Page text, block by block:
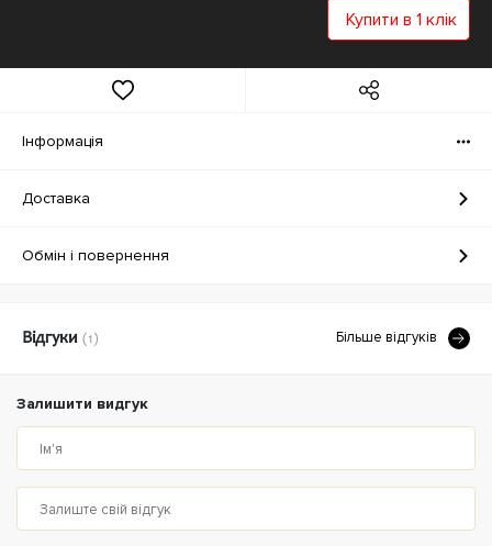
Купити в 1 клік
Iнформація
Доставка
Обмін і повернення
Відгуки (1) Бiльше вiдгукiв
Залишити видгук